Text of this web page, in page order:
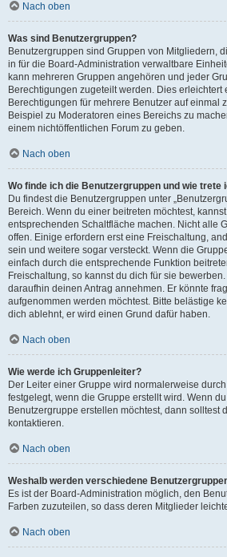
Nach oben
Was sind Benutzergruppen?
Benutzergruppen sind Gruppen von Mitgliedern,
in für die Board-Administration verwaltbare
kann mehreren Gruppen angehören und jeder
Berechtigungen zugeteilt werden. Dies erleichtert
Berechtigungen für mehrere Benutzer auf einmal
Beispiel zu Moderatoren eines Bereichs zu
einem nichtöffentlichen Forum zu geben.
Nach oben
Wo finde ich die Benutzergruppen und wie trete
Du findest die Benutzergruppen unter
Bereich. Wenn du einer beitreten möchtest,
entsprechenden Schaltfläche machen. Nicht alle
offen. Einige erfordern erst eine Freischaltung,
sein und weitere sogar versteckt. Wenn die
einfach durch die entsprechende Funktion
Freischaltung, so kannst du dich für sie
daraufhin deinen Antrag annehmen. Er könnte
aufgenommen werden möchtest. Bitte belästige
dich ablehnt, er wird einen Grund dafür haben.
Nach oben
Wie werde ich Gruppenleiter?
Der Leiter einer Gruppe wird normalerweise
festgelegt, wenn die Gruppe erstellt wird. Wenn
Benutzergruppe erstellen möchtest, dann solltest
kontaktieren.
Nach oben
Weshalb werden verschiedene
Es ist der Board-Administration möglich, den
Farben zuzuteilen, so dass deren Mitglieder
Nach oben